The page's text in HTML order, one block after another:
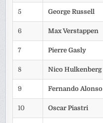
5 George Russell
6 Max Verstappen
7 Pierre Gasly
8 Nico Hulkenberg
9 Fernando Alonso
10 Oscar Piastri